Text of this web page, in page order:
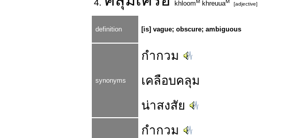
4. khloom khreuua [adjective]
definition [is] vague; obscure; ambiguous
synonyms
กำกวม
เคลือบคลุม
น่าสงสัย
กำกวม